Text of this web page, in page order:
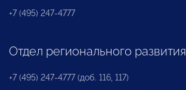
+7 (495) 247-4777
Отдел регионального развития
+7 (495) 247-4777 (доб. 116, 117)